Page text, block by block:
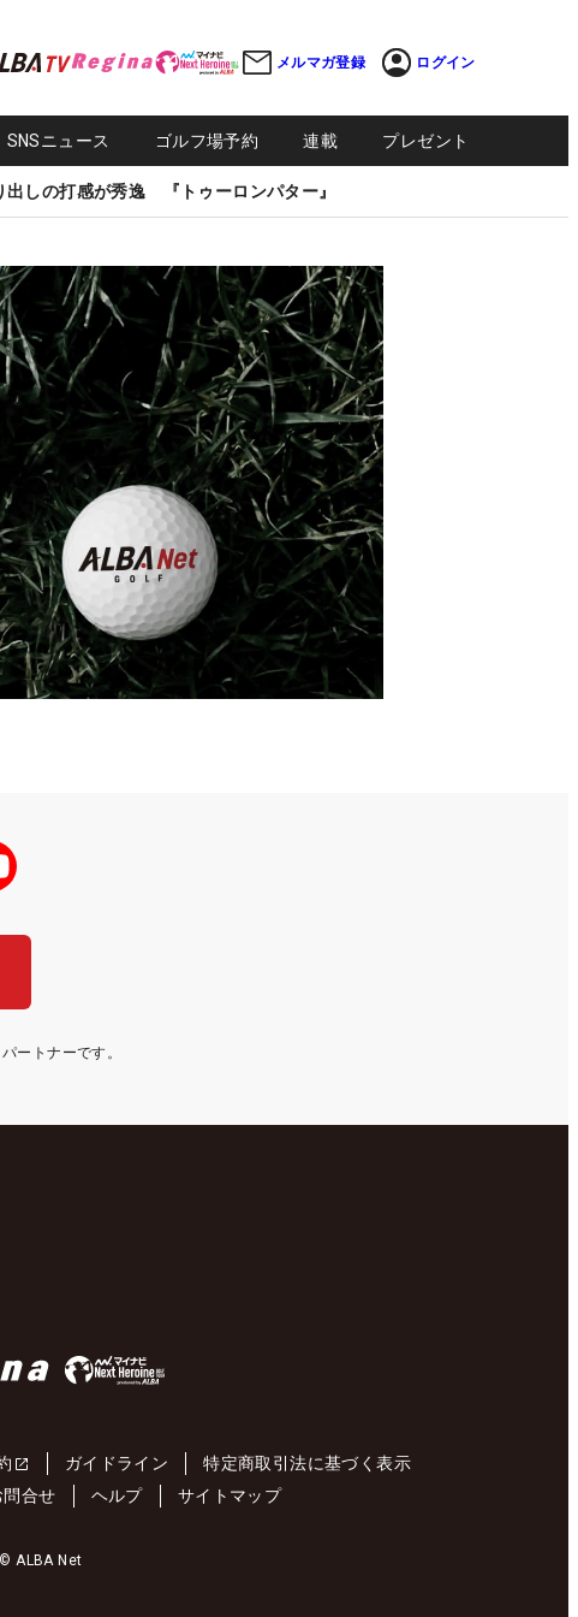
メルマガ登録 ログイン
SNSニュース ゴルフ場予約 連載 プレゼント
出しの打感が秀逸 『トゥーロンパター』
ートナーです。
ガイドライン
特定商取引法に基づく表示
問合せ ヘルプ サイトマップ
ALBA Net